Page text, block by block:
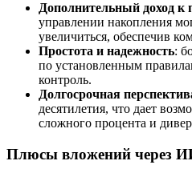
Дополнительный доход к
управлении накопления
увеличиться, обеспечив
Простота и надежность:
по установленным
контроль.
Долгосрочная
десятилетия, что дает
сложного процента и
Плюсы вложений через